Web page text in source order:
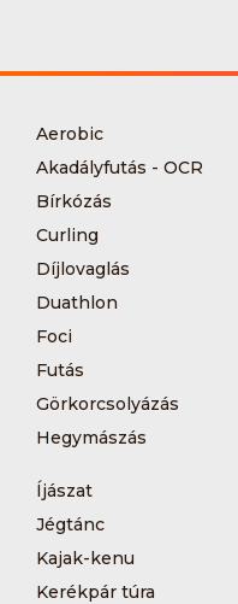
Aerobic
Akadályfutás - OCR
Bírkózás
Curling
Díjlovaglás
Duathlon
Foci
Futás
Görkorcsolyázás
Hegymászás
Íjászat
Jégtánc
Kajak-kenu
Kerékpár túra